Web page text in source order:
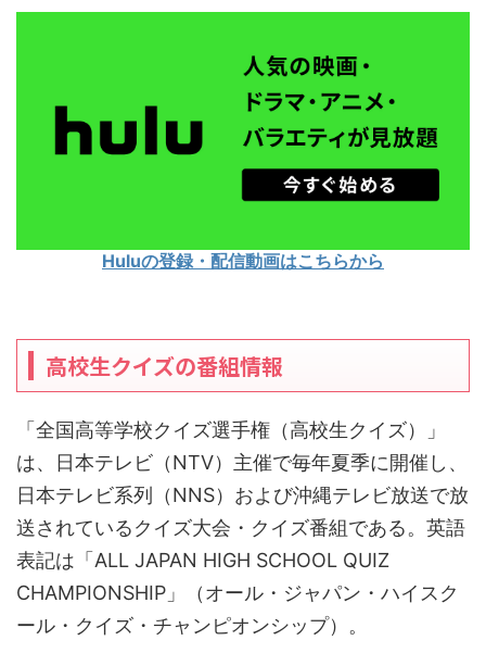
Huluの登録・配信動画はこちらから
高校生クイズの番組情報
「全国高等学校クイズ選手権（高校生クイズ）」
は、日本テレビ（NTV）主催で毎年夏季に開催し、
日本テレビ系列（NNS）および沖縄テレビ放送で放
送されているクイズ大会・クイズ番組である。英語
表記は「ALL JAPAN HIGH SCHOOL QUIZ
CHAMPIONSHIP」（オール・ジャパン・ハイスク
ール・クイズ・チャンピオンシップ）。